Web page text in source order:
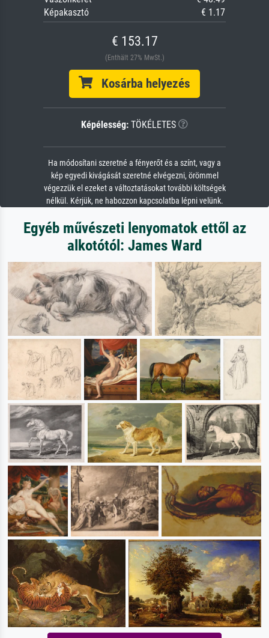
Képakasztó
€ 1.17
€ 153.17
(Enthält 27% MwSt.)
Kosárba helyezés
Képélesség: TÖKÉLETES
Ha módosítani szeretné a fényerőt és a színt, vagy a
kép egyedi kivágását szeretné elvégezni, örömmel
végezzük el ezeket a változtatásokat további költségek
nélkül. Kérjük, ne habozzon kapcsolatba lépni velünk.
Egyéb művészeti lenyomatok ettől az
alkotótól: James Ward